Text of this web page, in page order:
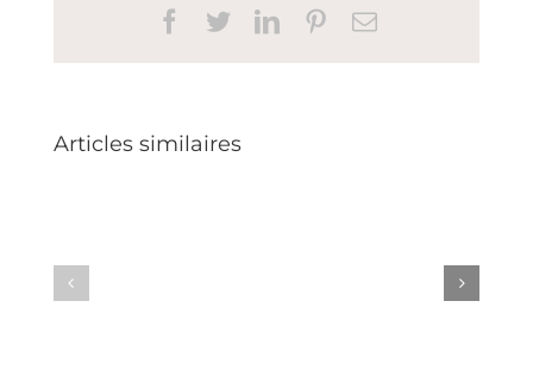
Facebook
TwitterLinkedInPinterest
Email
Articles similaires